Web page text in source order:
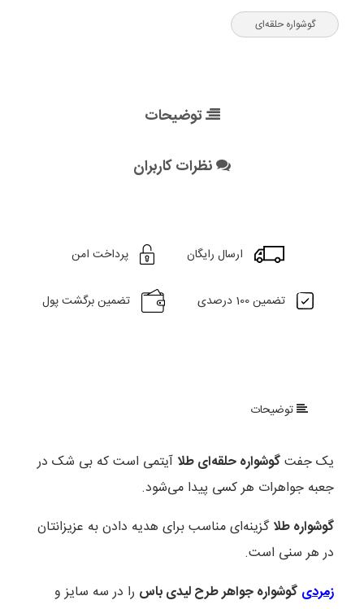
گوشواره حلقه‌ای
توضیحات
نظرات کاربران
ارسال رایگان پرداخت امن
تضمین 100 درصدی تضمین برگشت پول
توضیحات
یک جفتگوشواره حلقه‌ای طلا آیتمی است که بی شک در
جعبه جواهرات هر کسی پیدا می‌شود.
گوشواره طلاگزینه‌ای مناسب برای هدیه دادن به عزیزانتان
در هر سنی است.
زمردی گوشواره جواهر طرح لیدی باس را در سه سایز و